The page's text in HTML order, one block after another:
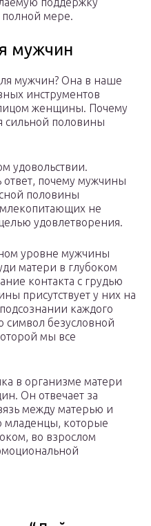
мере.
мужчин
мужчин? Она в наше
инструментов
женщины. Почему
сильной половины
удовольствии.
ответ, почему мужчины
половины
не
удовлетворения.
уровне мужчины
матери в глубоком
контакта с грудью
присутствует у них на
каждого
символ безусловной
мы все
в организме матери
Он отвечает за
между матерью и
младенцы, которые
во взрослом